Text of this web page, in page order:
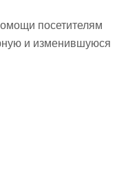
посетителям
и изменившуюся